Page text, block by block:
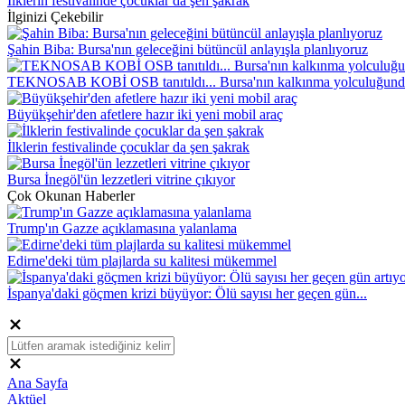
İlginizi Çekebilir
Şahin Biba: Bursa'nın geleceğini bütüncül anlayışla planlıyoruz
TEKNOSAB KOBİ OSB tanıtıldı... Bursa'nın kalkınma
Büyükşehir'den afetlere hazır iki yeni mobil araç
İlklerin festivalinde çocuklar da şen şakrak
Bursa İnegöl'ün lezzetleri vitrine çıkıyor
Çok Okunan Haberler
Trump'ın Gazze açıklamasına yalanlama
Edirne'deki tüm plajlarda su kalitesi mükemmel
İspanya'daki göçmen krizi büyüyor: Ölü sayısı her geçen gün...
Ana Sayfa
Aktüel